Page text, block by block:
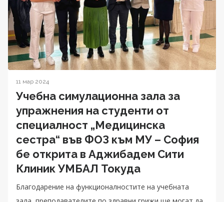
11 мар 2024
Учебна симулационна зала за
упражнения на студенти от
специалност „Медицинска
сестра“ във ФОЗ към МУ – София
бе открита в Аджибадем Сити
Клиник УМБАЛ Токуда
Благодарение на функционалностите на учебната